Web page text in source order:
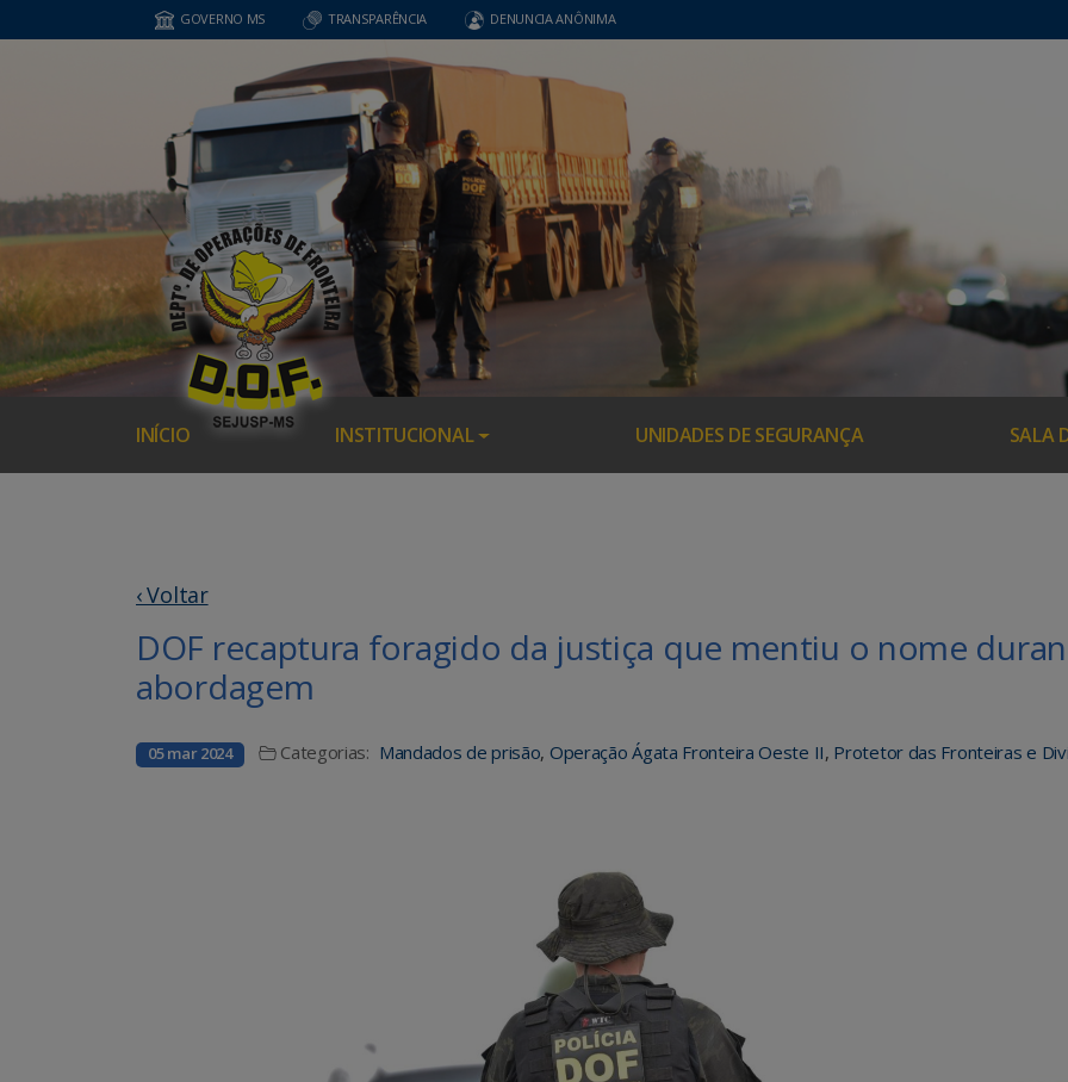
GOVERNO MS TRANSPARÊNCIA DENUNCIA ANÔNIMA
INÍCIO INSTITUCIONAL UNIDADES DE SEGURANÇA SALA
‹ Voltar
DOF recaptura foragido da justiça que mentiu o nome
abordagem
05 mar 2024 Categorias: Mandados de prisão, Operação Ágata Fronteira Oeste II, Protetor das Fronteiras e